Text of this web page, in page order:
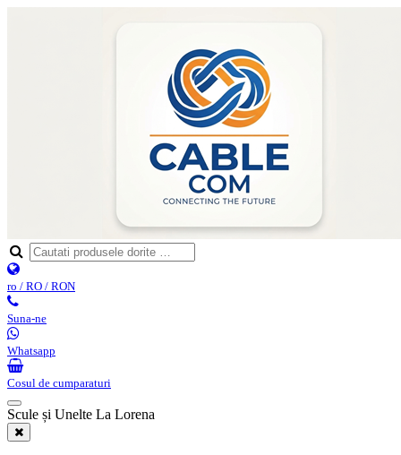
ro / RO / RON
Suna-ne
Whatsapp
Cosul de cumparaturi
Scule și Unelte La Lorena